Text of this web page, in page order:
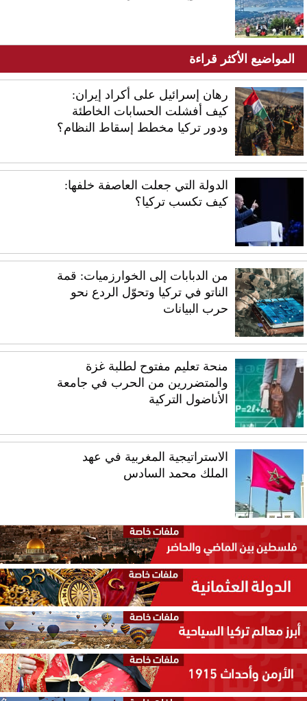
المواضيع الأكثر قراءة
رهان إسرائيل على أكراد إيران:
كيف أفشلت الحسابات الخاطئة
ودور تركيا مخطط إسقاط النظام؟
الدولة التي جعلت العاصفة خلفها:
كيف تكسب تركيا؟
من الدبابات إلى الخوارزميات: قمة
الناتو في تركيا وتحوّل الردع نحو
حرب البيانات
منحة تعليم مفتوح لطلبة غزة
والمتضررين من الحرب في جامعة
الأناضول التركية
الاستراتيجية المغربية في عهد
الملك محمد السادس